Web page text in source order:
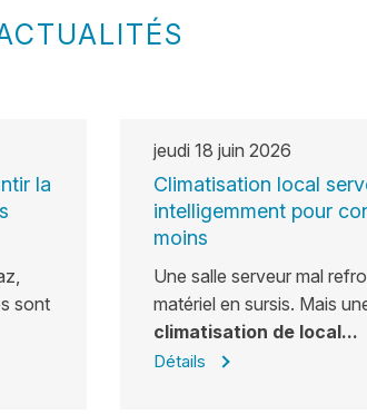
la
sont
jeudi 18 juin 2026
Climatisation local
intelligemment pour
moins
Une salle serveur mal
matériel en sursis. Mais
climatisation de local...
Détails